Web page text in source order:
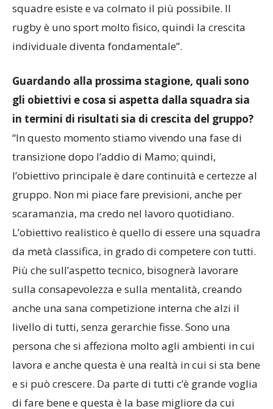
squadre esiste e va colmato il più possibile. Il
rugby è uno sport molto fisico, quindi la crescita
individuale diventa fondamentale”.
Guardando alla prossima stagione, quali sono
gli obiettivi e cosa si aspetta dalla squadra sia
in termini di risultati sia di crescita del gruppo?
“In questo momento stiamo vivendo una fase di
transizione dopo l’addio di Mamo; quindi,
l’obiettivo principale è dare continuità e certezze al
gruppo. Non mi piace fare previsioni, anche per
scaramanzia, ma credo nel lavoro quotidiano.
L’obiettivo realistico è quello di essere una squadra
da metà classifica, in grado di competere con tutti.
Più che sull’aspetto tecnico, bisognerà lavorare
sulla consapevolezza e sulla mentalità, creando
anche una sana competizione interna che alzi il
livello di tutti, senza gerarchie fisse. Sono una
persona che si affeziona molto agli ambienti in cui
lavora e anche questa è una realtà in cui si sta bene
e si può crescere. Da parte di tutti c’è grande voglia
di fare bene e questa è la base migliore da cui